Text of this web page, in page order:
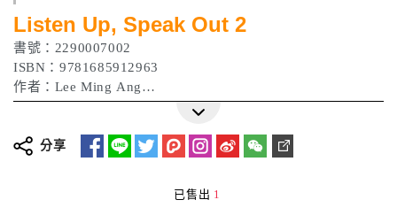
Listen Up, Speak Out 2
書號：2290007002
ISBN：9781685912963
作者：Lee Ming Ang
出版日期：2023/08/14
分享
已售出 1